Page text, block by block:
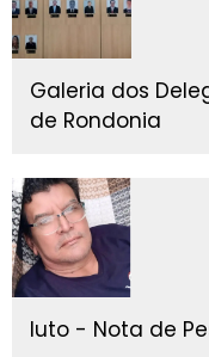
Galeria dos
de Rondonia
luto - Nota de